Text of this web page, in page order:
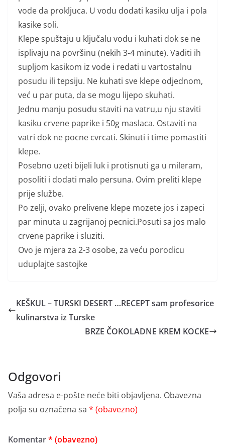
vode da prokljuca. U vodu dodati kasiku ulja i pola
kasike soli.
Klepe spuštaju u ključalu vodu i kuhati dok se ne
isplivaju na površinu (nekih 3-4 minute). Vaditi ih
supljom kasikom iz vode i redati u vartostalnu
posudu ili tepsiju. Ne kuhati sve klepe odjednom,
već u par puta, da se mogu lijepo skuhati.
Jednu manju posudu staviti na vatru,u nju staviti
kasiku crvene paprike i 50g maslaca. Ostaviti na
vatri dok ne pocne cvrcati. Skinuti i time pomastiti
klepe.
Posebno uzeti bijeli luk i protisnuti ga u mileram,
posoliti i dodati malo persuna. Ovim preliti klepe
prije službe.
Po zelji, ovako prelivene klepe mozete jos i zapeci
par minuta u zagrijanoj pecnici.Posuti sa jos malo
crvene paprike i sluziti.
Ovo je mjera za 2-3 osobe, za veću porodicu
uduplajte sastojke
KEŠKUL – TURSKI DESERT …RECEPT sam profesorice
kulinarstva iz Turske
BRZE ČOKOLADNE KREM KOCKE
Odgovori
Vaša adresa e-pošte neće biti objavljena. Obavezna
polja su označena sa * (obavezno)
Komentar* (obavezno)